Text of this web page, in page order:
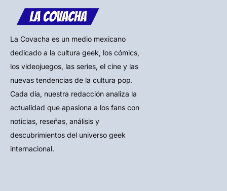
La Covacha es un medio mexicano
dedicado a la cultura geek, los cómics,
los videojuegos, las series, el cine y las
nuevas tendencias de la cultura pop.
Cada día, nuestra redacción analiza la
actualidad que apasiona a los fans con
noticias, reseñas, análisis y
descubrimientos del universo geek
internacional.